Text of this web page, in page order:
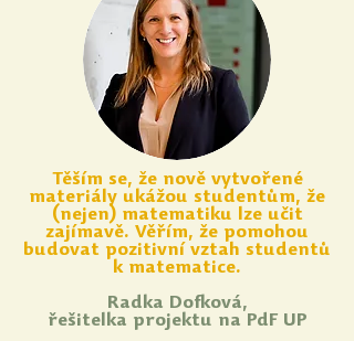
Těším se, že nově vytvořené
materiály ukážou studentům, že
(nejen) matematiku lze učit
zajímavě. Věřím, že pomohou
budovat pozitivní vztah studentů
k matematice.
Radka Dofková,
řešitelka projektu na PdF UP